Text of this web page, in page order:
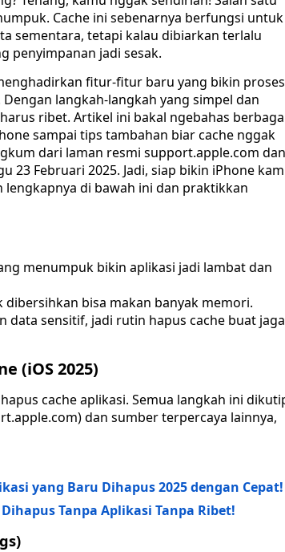
Cache ini sebenarnya berfungsi untuk
sementara, tetapi kalau dibiarkan terlalu
penyimpanan jadi sesak.
fitur-fitur baru yang bikin proses
langkah-langkah yang simpel dan
ribet. Artikel ini bakal ngebahas
sampai tips tambahan biar cache nggak
dari laman resmi support.apple.com dan
23 Februari 2025. Jadi, siap bikin iPhone
lengkapnya di bawah ini dan praktikkan
menumpuk bikin aplikasi jadi lambat dan
dibersihkan bisa makan banyak memori.
data sensitif, jadi rutin hapus cache buat jaga
(iOS 2025)
cache aplikasi. Semua langkah ini
dan sumber terpercaya lainnya,
yang Baru Dihapus 2025 dengan Cepat!
Tanpa Aplikasi Tanpa Ribet!